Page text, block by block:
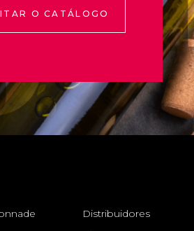
O CATÁLOGO
Distribuidores